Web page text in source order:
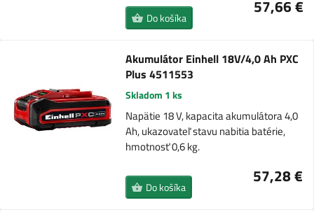
57,66 €
Do košíka
Akumulátor Einhell 18V/4,0 Ah PXC
Plus 4511553
Skladom 1 ks
Napätie 18 V, kapacita akumulátora 4,0
Ah, ukazovateľ stavu nabitia batérie,
hmotnosť 0,6 kg.
57,28 €
Do košíka